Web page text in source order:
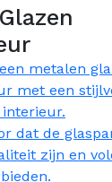
metalen
met een
dat de
zijn en